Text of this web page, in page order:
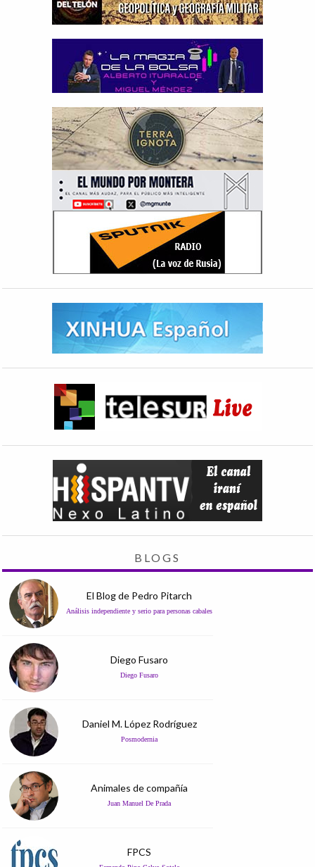
BLOGS
El Blog de Pedro Pitarch
Análisis independiente y serio para personas cabales
Diego Fusaro
Diego Fusaro
Daniel M. López Rodríguez
Posmodernia
Animales de compañía
Juan Manuel De Prada
FPCS